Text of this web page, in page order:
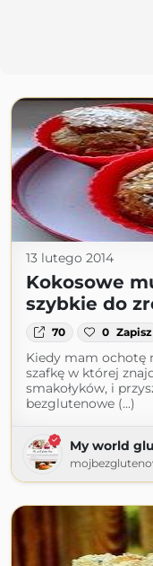
13 lutego 2014
Kokosowe
szybkie do
70 0 Zapisz
Kiedy mam ochotę
szafkę w której
smakołyków, i
bezglutenowe (...)
My world